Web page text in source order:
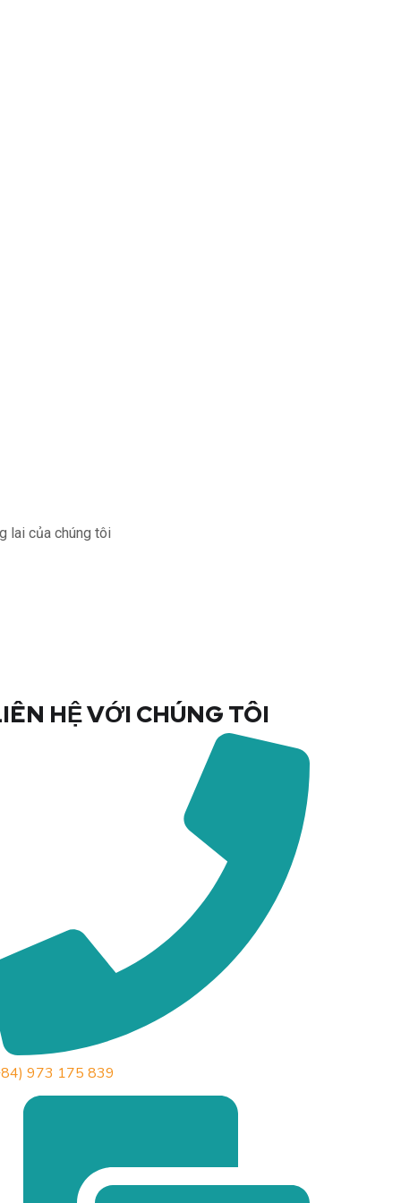
lai của chúng tôi
HỆ VỚI CHÚNG TÔI
973 175 839